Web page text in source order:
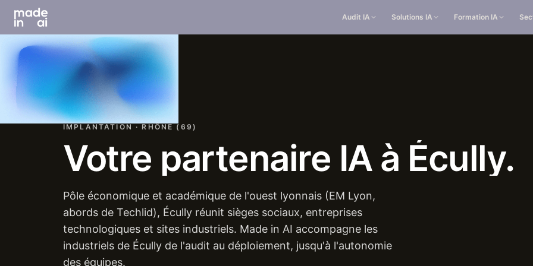
Audit IA Solutions IA Formation IA
IMPLANTATION · RHÔNE (69)
Votre partenaire IA à Écully.
Pôle économique et académique de l'ouest lyonnais (EM Lyon,
abords de Techlid), Écully réunit sièges sociaux, entreprises
technologiques et sites industriels. Made in AI accompagne les
industriels de Écully de l'audit au déploiement, jusqu'à l'autonomie
des équipes.